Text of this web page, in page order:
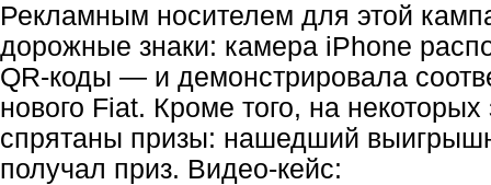
Рекламным носителем для этой
дорожные знаки: камера iPhone
QR-коды — и демонстрировала
нового Fiat. Кроме того, на
спрятаны призы: нашедший
получал приз. Видео-кейс: